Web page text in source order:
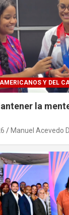
Y DEL
la
Manuel Acevedo